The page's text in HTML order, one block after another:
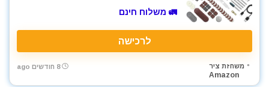
🚛 משלוח חינם
לרכישה
משחזת ציר
Amazon
8 חודשים ago